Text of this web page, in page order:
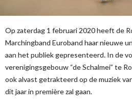
Op zaterdag 1 februari 2020 heeft de
Marchingband Euroband haar nieuwe
aan het publiek gepresenteerd. In de
verenigingsgebouw “de Schalmei” te
ook alvast getrakteerd op de muziek
dit jaar in première zal gaan.